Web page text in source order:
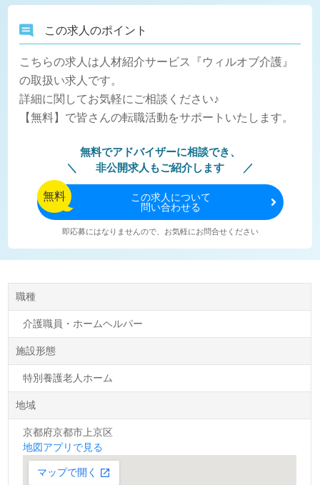
この求人のポイント
こちらの求人は人材紹介サービス『ウィルオブ介護』
の取扱い求人です。
詳細に関してお気軽にご相談ください♪
【無料】で皆さんの転職活動をサポートいたします。
無料でアドバイザーに相談でき、
非公開求人もご紹介します
無料 この求人について
問い合わせる
即応募にはなりませんので、お気軽にお問合せください
職種
介護職員・ホームヘルパー
施設形態
特別養護老人ホーム
地域
京都府京都市上京区
地図アプリで見る